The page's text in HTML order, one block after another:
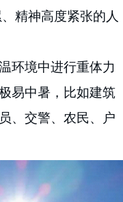
精神高度紧张的人
环境中进行重体力
易中暑，比如建筑
、 交警、农民、
户